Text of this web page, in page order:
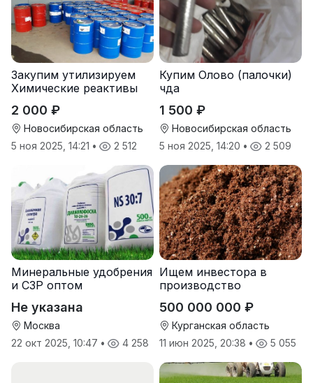
Закупим утилизируем
Химические реактивы
2 000 ₽
Новосибирская область
5 ноя 2025, 14:21 • 2 512
Купим Олово (палочки)
чда
1 500 ₽
Новосибирская область
5 ноя 2025, 14:20 • 2 509
Минеральные удобрения
и СЗР оптом
Не указана
Москва
22 окт 2025, 10:47 • 4 258
Ищем инвестора в
производство
почвоулучшителей
500 000 000 ₽
Курганская область
11 июн 2025, 20:38 • 5 055